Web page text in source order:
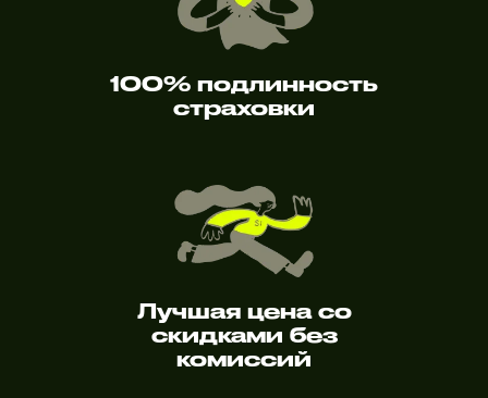
100% подлинность
страховки
Лучшая цена со
скидками без
комиссий